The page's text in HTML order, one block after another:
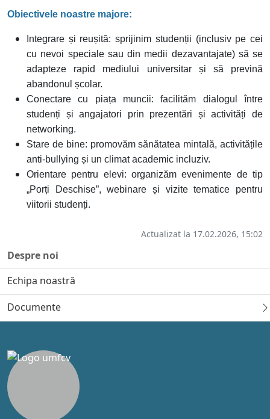
Despre noi
Echipa noastră
Documente
Obiectivele noastre majore:
Integrare și reușită: sprijinim studenții (inclusiv pe cei
cu nevoi speciale sau din medii dezavantajate) să se
adapteze rapid mediului universitar și să prevină
abandonul școlar.
Conectare cu piața muncii: facilităm dialogul între
studenți și angajatori prin prezentări și activități de
networking.
Stare de bine: promovăm sănătatea mintală, activitățile
anti-bullying și un climat academic incluziv.
Orientare pentru elevi: organizăm evenimente de tip
„Porți Deschise”, webinare și vizite tematice pentru
viitorii studenți.
Actualizat la 17.02.2026, 15:02